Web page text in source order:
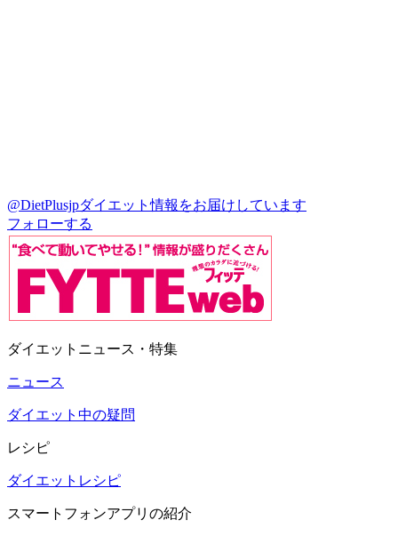
@DietPlusjpダイエット情報をお届けしています
フォローする
ダイエットニュース・特集
ニュース
ダイエット中の疑問
レシピ
ダイエットレシピ
スマートフォンアプリの紹介